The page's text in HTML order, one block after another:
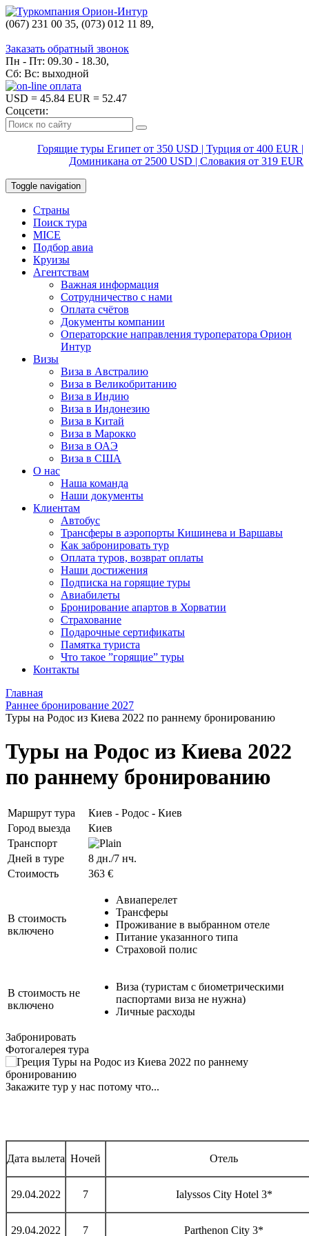
(067) 231 00 35, (073) 012 11 89,
Заказать обратный звонок
Пн - Пт: 09.30 - 18.30,
Сб: Вс: выходной
USD = 45.84 EUR = 52.47
Соцсети:
Горящие туры Египет от 350 USD | Турция от 400 EUR |
Доминикана от 2500 USD | Словакия от 319 EUR
Toggle navigation
Страны
Поиск тура
MICE
Подбор авиа
Круизы
Агентствам
Важная информация
Сотрудничество с нами
Оплата счётов
Документы компании
Операторские направления туроператора Орион
Интур
Визы
Виза в Австралию
Виза в Великобританию
Виза в Индию
Виза в Индонезию
Виза в Китай
Виза в Марокко
Виза в ОАЭ
Виза в США
О нас
Наша команда
Наши документы
Клиентам
Автобус
Трансферы в аэропорты Кишинева и Варшавы
Как забронировать тур
Оплата туров, возврат оплаты
Наши достижения
Подписка на горящие туры
Авиабилеты
Бронирование апартов в Хорватии
Страхование
Подарочные сертификаты
Памятка туриста
Что такое ”горящие” туры
Контакты
Главная
Раннее бронирование 2027
Туры на Родос из Киева 2022 по раннему бронированию
Туры на Родос из Киева 2022
по раннему бронированию
Маршрут тура
Киев - Родос - Киев
Город выезда
Киев
Транспорт
Дней в туре
8 дн./7 нч.
Стоимость
363 €
В стоимость
включено
Авиаперелет
Трансферы
Проживание в выбранном отеле
Питание указанного типа
Страховой полис
В стоимость не
включено
Виза (туристам с биометрическими
паспортами виза не нужна)
Личные расходы
Забронировать
Фотогалерея тура
Закажите тур у нас потому что...
Дата вылета Ночей Отель
29.04.2022 7 Ialyssos City Hotel 3*
29.04.2022 7 Parthenon City 3*